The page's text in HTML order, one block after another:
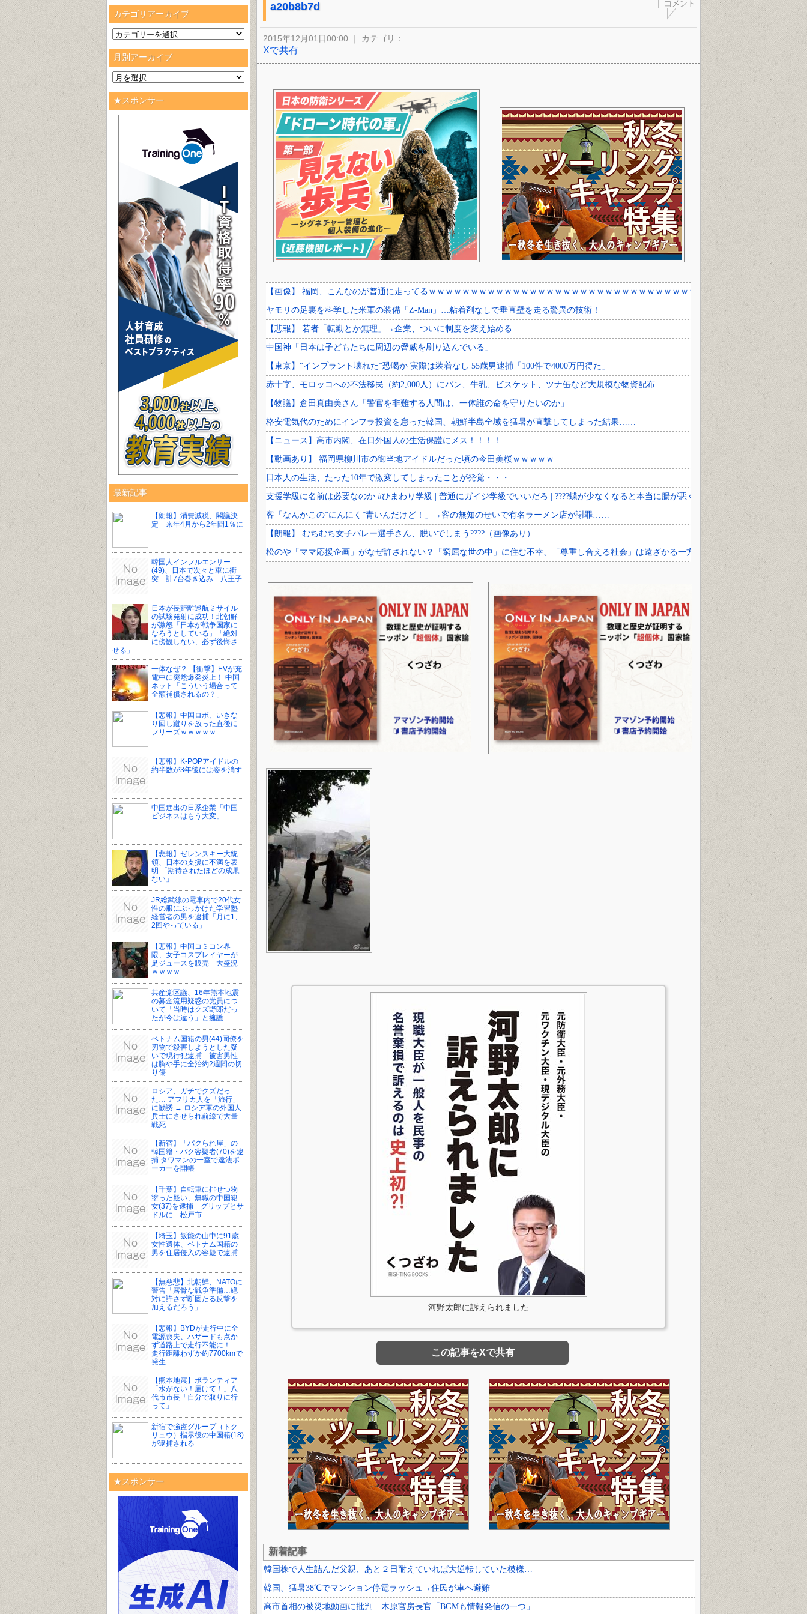
カテゴリアーカイブ
月別アーカイブ
★スポンサー
最新記事
【朗報】消費減税、閣議決
定 来年4月から2年間1％に
韓国人インフルエンサー
(49)、日本で次々と車に衝
突 計7台巻き込み 八王子
日本が長距離巡航ミサイル
の試験発射に成功！北朝鮮
が激怒「日本が戦争国家に
なろうとしている」「絶対
に傍観しない、必ず後悔さ
せる」
一体なぜ？ 【衝撃】EVが充
電中に突然爆発炎上！ 中国
ネット「こういう場合って
全額補償されるの？」
【悲報】中国ロボ、いきな
り回し蹴りを放った直後に
フリーズｗｗｗｗｗ
【悲報】K-POPアイドルの
約半数が3年後には姿を消す
中国進出の日系企業「中国
ビジネスはもう大変」
【悲報】ゼレンスキー大統
領、日本の支援に不満を表
明 「期待されたほどの成果
ない」
JR総武線の電車内で20代女
性の服にぶっかけた学習塾
経営者の男を逮捕「月に1、
2回やっている」
【悲報】中国コミコン界
隈、女子コスプレイヤーが
足ジュースを販売 大盛況
ｗｗｗｗ
共産党区議、16年熊本地震
の募金流用疑惑の党員につ
いて「当時はクズ野郎だっ
たが今は違う」と擁護
ベトナム国籍の男(44)同僚を
刃物で殺害しようとした疑
いで現行犯逮捕 被害男性
は胸や手に全治約2週間の切
り傷
ロシア、ガチでクズだっ
た… アフリカ人を「旅行」
に勧誘 → ロシア軍の外国人
兵士にさせられ前線で大量
戦死
【新宿】「パクられ屋」の
韓国籍・パク容疑者(70)を逮
捕 タワマンの一室で違法ポ
ーカーを開帳
【千葉】自転車に排せつ物
塗った疑い、無職の中国籍
女(37)を逮捕 グリップとサ
ドルに 松戸市
【埼玉】飯能の山中に91歳
女性遺体、ベトナム国籍の
男を住居侵入の容疑で逮捕
【無慈悲】北朝鮮、NATOに
警告「露骨な戦争準備…絶
対に許さず断固たる反撃を
加えるだろう」
【悲報】BYDが走行中に全
電源喪失、ハザードも点か
ず道路上で走行不能に！
走行距離わずか約7700kmで
発生
【熊本地震】ボランティア
「水がない！届けて！」八
代市市長「自分で取りに行
って」
新宿で強盗グループ（トク
リュウ）指示役の中国籍(18)
が逮捕される
★スポンサー
a20b8b7d
2015年12月01日00:00 ｜ カテゴリ：
Xで共有
河野太郎に訴えられました
この記事をXで共有
新着記事